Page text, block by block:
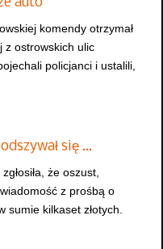
komendy otrzymał
z ostrowskich ulic
policjanci i ustalili,
się …
że oszust,
z prośbą o
sumie kilkaset złotych.